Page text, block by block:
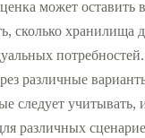
может оставить
сколько хранилища
различные
следует учитывать,
различных